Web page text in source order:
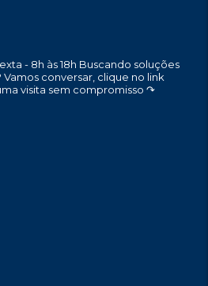
- 8h às 18h Buscando soluções
Vamos conversar, clique no link
visita sem compromisso ↷